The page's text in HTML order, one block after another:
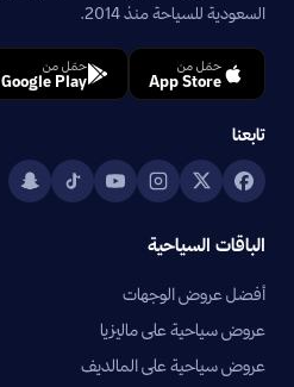
السعودية للسياحة منذ 2014.
حمّل من
App Store
حمّل من
Google Play
تابعنا
الباقات السياحية
أفضل عروض الوجهات
عروض سياحية على ماليزيا
عروض سياحية على المالديف